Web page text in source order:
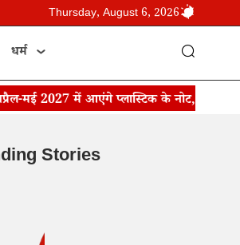
Thursday, August 6, 2026
धर्म
मई 2027 में आएंगे प्लास्टिक के नोट, RBI गवर्नर
Stories